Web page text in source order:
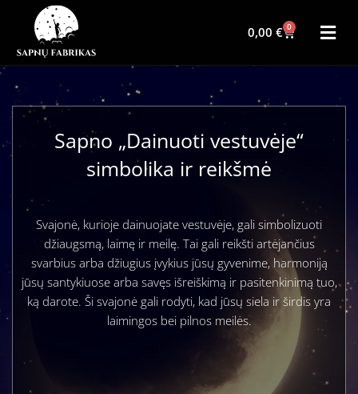
0,00 € 0
Sapno „Dainuoti vestuvėje“
simbolika ir reikšmė
Svajonė, kurioje dainuojate vestuvėje, gali simbolizuoti
džiaugsmą, laimę ir meilę. Tai gali reikšti artėjančius
svarbius arba džiugius įvykius jūsų gyvenime, harmoniją
jūsų santykiuose arba savęs išreiškimą ir pasitenkinimą tuo,
ką darote. Ši svajonė gali rodyti, kad jūsų siela ir širdis yra
laimingos bei pilnos meilės.